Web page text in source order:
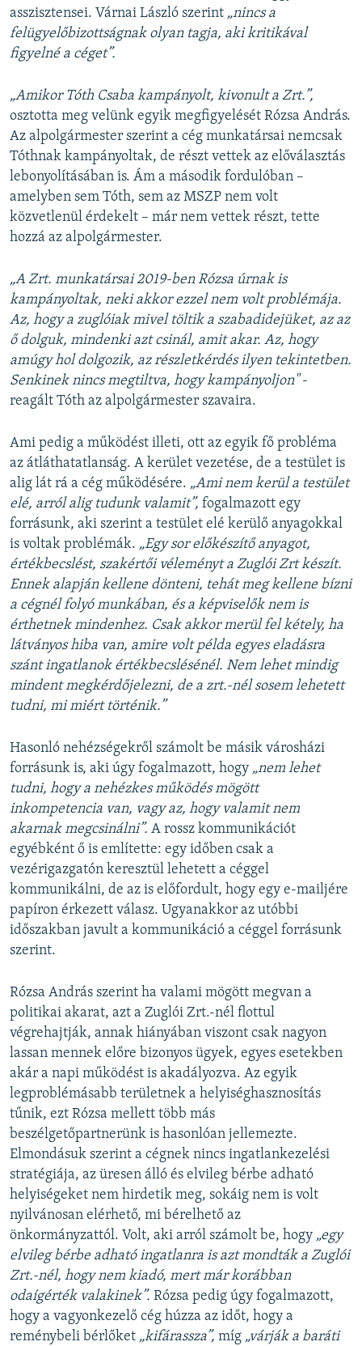
asszisztensei. Várnai László szerint „nincs a
felügyelőbizottságnak olyan tagja, aki kritikával
figyelné a céget”.
„Amikor Tóth Csaba kampányolt, kivonult a Zrt.”,
osztotta meg velünk egyik megfigyelését Rózsa András.
Az alpolgármester szerint a cég munkatársai nemcsak
Tóthnak kampányoltak, de részt vettek az előválasztás
lebonyolításában is. Ám a második fordulóban –
amelyben sem Tóth, sem az MSZP nem volt
közvetlenül érdekelt – már nem vettek részt, tette
hozzá az alpolgármester.
„A Zrt. munkatársai 2019-ben Rózsa úrnak is
kampányoltak, neki akkor ezzel nem volt problémája.
Az, hogy a zuglóiak mivel töltik a szabadidejüket, az az
ő dolguk, mindenki azt csinál, amit akar. Az, hogy
amúgy hol dolgozik, az részletkérdés ilyen tekintetben.
Senkinek nincs megtiltva, hogy kampányoljon"-
reagált Tóth az alpolgármester szavaira.
Ami pedig a működést illeti, ott az egyik fő probléma
az átláthatatlanság. A kerület vezetése, de a testület is
alig lát rá a cég működésére. „Ami nem kerül a testület
elé, arról alig tudunk valamit”, fogalmazott egy
forrásunk, aki szerint a testület elé kerülő anyagokkal
is voltak problémák. „Egy sor előkészítő anyagot,
értékbecslést, szakértői véleményt a Zuglói Zrt készít.
Ennek alapján kellene dönteni, tehát meg kellene bízni
a cégnél folyó munkában, és a képviselők nem is
érthetnek mindenhez. Csak akkor merül fel kétely, ha
látványos hiba van, amire volt példa egyes eladásra
szánt ingatlanok értékbecslésénél. Nem lehet mindig
mindent megkérdőjelezni, de a zrt.-nél sosem lehetett
tudni, mi miért történik.”
Hasonló nehézségekről számolt be másik városházi
forrásunk is, aki úgy fogalmazott, hogy „nem lehet
tudni, hogy a nehézkes működés mögött
inkompetencia van, vagy az, hogy valamit nem
akarnak megcsinálni”. A rossz kommunikációt
egyébként ő is említette: egy időben csak a
vezérigazgatón keresztül lehetett a céggel
kommunikálni, de az is előfordult, hogy egy e-mailjére
papíron érkezett válasz. Ugyanakkor az utóbbi
időszakban javult a kommunikáció a céggel forrásunk
szerint.
Rózsa András szerint ha valami mögött megvan a
politikai akarat, azt a Zuglói Zrt.-nél flottul
végrehajtják, annak hiányában viszont csak nagyon
lassan mennek előre bizonyos ügyek, egyes esetekben
akár a napi működést is akadályozva. Az egyik
legproblémásabb területnek a helyiséghasznosítás
tűnik, ezt Rózsa mellett több más
beszélgetőpartnerünk is hasonlóan jellemezte.
Elmondásuk szerint a cégnek nincs ingatlankezelési
stratégiája, az üresen álló és elvileg bérbe adható
helyiségeket nem hirdetik meg, sokáig nem is volt
nyilvánosan elérhető, mi bérelhető az
önkormányzattól. Volt, aki arról számolt be, hogy „egy
elvileg bérbe adható ingatlanra is azt mondták a Zuglói
Zrt.-nél, hogy nem kiadó, mert már korábban
odaígérték valakinek”. Rózsa pedig úgy fogalmazott,
hogy a vagyonkezelő cég húzza az időt, hogy a
reménybeli bérlőket „kifárassza”, míg „várják a baráti